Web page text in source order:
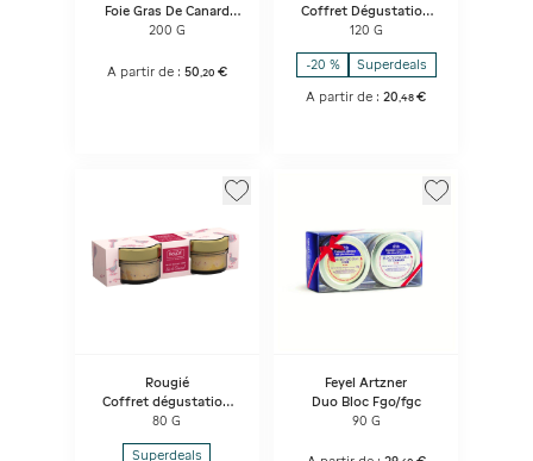
Foie Gras De Canard
Entier
200 G
A partir de : 50 20 €
Coffret Dégustation
Foie Gras Canard &
Figues confites
120 G
-20 % Superdeals
A partir de :20 ,48 €
Rougié
Coffret dégustation
duo de bloc de foie
gras
80 G
Superdeals
Feyel Artzner
Duo Bloc Fgo/fgc
90 G